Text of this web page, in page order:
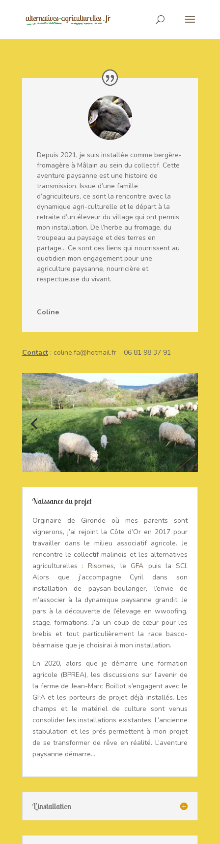
Depuis 2021, je suis installée comme bergère-
fromagère à Mâlain au sein du collectif. Cette
aventure paysanne est une histoire de
transmission. Issue d’une famille
d’agriculteurs, ce sont la rencontre avec la
dynamique agri-culturelle et le départ à la
retraite d’un éleveur du village qui ont permis
mon installation. De l’herbe au fromage, du
troupeau au paysage et des terres en
partage… Ce sont ces liens qui nourrissent au
quotidien mon engagement pour une
agriculture paysanne, nourricière et
respectueuse du vivant.
Coline
Contact: coline.fa@hotmail.fr– 06 81 98 37 91
Naissance du projet
Orginaire de Gironde où mes parents sont
vignerons, j’ai rejoint la Côte d’Or en 2017 pour
travailler dans le milieu associatif agricole. Je
rencontre le collectif malinois et les alternatives
agriculturelles :Risomes, le GFA puis laSCI.
Alors que j’accompagne Cyril dans son
installation de paysan-boulanger, l’envie de
m’associer à la dynamique paysanne grandit. Je
pars à la découverte de l’élevage en wwoofing,
stage, formations. J’ai un coup de cœur pour les
brebis et tout particulièrement la race basco-
béarnaise que je choisirai à mon installation.
En 2020, alors que je démarre une formation
agricole (BPREA), les discussions sur l’avenir de
la ferme de Jean-Marc Boillot s’engagent avec le
GFA et les porteurs de projet déjà installés. Les
champs et le matériel de culture sont venus
consolider les installations existantes. L’ancienne
stabulation et les prés permettent à mon projet
de se transformer de rêve en réalité. L’aventure
paysanne démarre…
L'installation